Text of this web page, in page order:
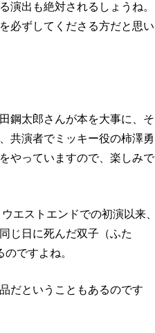
演出も絶対されるしょうね。
必ずしてくださる方だと思い
鋼太郎さんが本を大事に、そ
共演者でミッキー役の柿澤勇
やっていますので、楽しみで
エストエンドでの初演以来、
じ日に死んだ双子（ふた
ですよね。
だということもあるのです